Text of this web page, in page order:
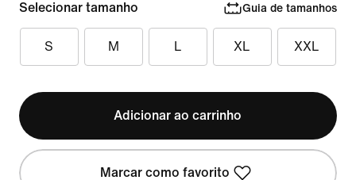
Selecionar tamanho Guia de tamanhos
S M L XL XXL
Adicionar ao carrinho
Marcar como favorito